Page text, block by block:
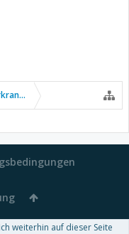
weiterhin auf dieser Seite